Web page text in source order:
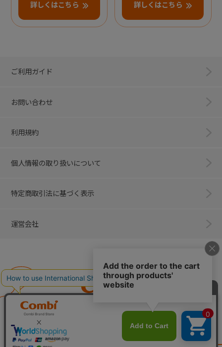
詳しくはこちら 詳しくはこちら
ご利用ガイド
お問い合わせ
利用規約
個人情報の取り扱いについて
特定商取引法に基づく表示
運営会社
子育てに、イノベーションを。
ベビー用品のコンビ株式会社